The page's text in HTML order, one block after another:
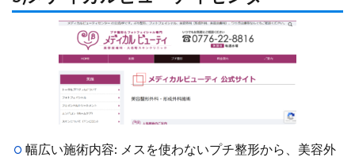
幅広い施術内容: メスを使わないプチ整形から、美容外